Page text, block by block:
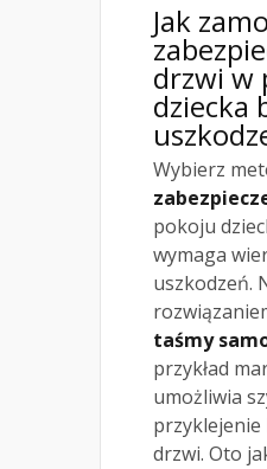
Jak
drzwi w
dziecka
Wybierz
pokoju
wymaga
uszkodzeń.
taśmy
przykład
umożliwia
przyklejenie
drzwi. Oto